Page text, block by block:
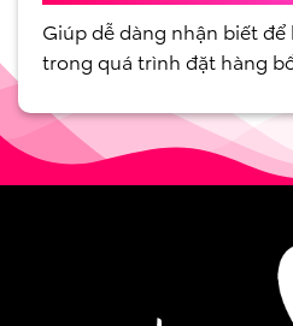
Giúp dễ dàng nhận biết
trong quá trình đặt hàng